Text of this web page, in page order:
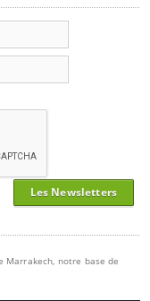
Les Newsletters
Marrakech, notre base de